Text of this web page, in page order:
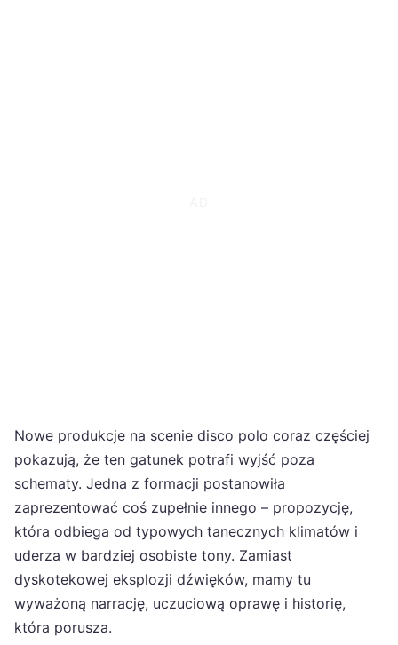
Nowe produkcje na scenie disco polo coraz częściej
pokazują, że ten gatunek potrafi wyjść poza
schematy. Jedna z formacji postanowiła
zaprezentować coś zupełnie innego – propozycję,
która odbiega od typowych tanecznych klimatów i
uderza w bardziej osobiste tony. Zamiast
dyskotekowej eksplozji dźwięków, mamy tu
wyważoną narrację, uczuciową oprawę i historię,
która porusza.